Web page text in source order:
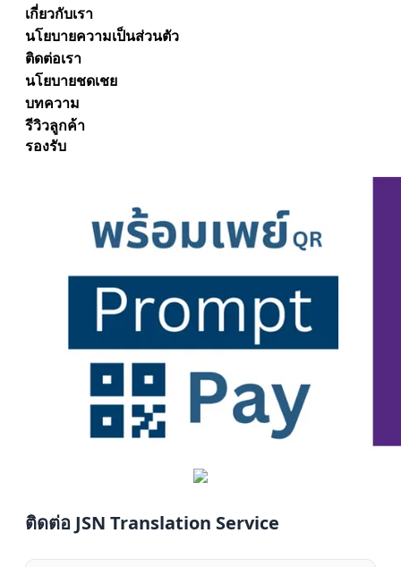
เกี่ยวกับเรา
นโยบายความเป็นส่วนตัว
ติดต่อเรา
นโยบายชดเชย
บทความ
รีวิวลูกค้า
รองรับ
ติดต่อ JSN Translation Service